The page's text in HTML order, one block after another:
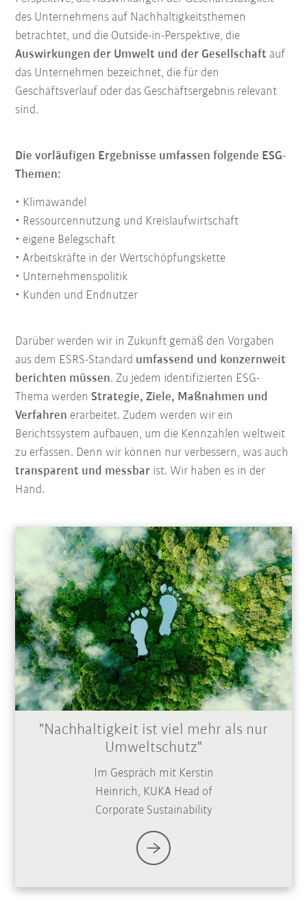
des Unternehmens auf Nachhaltigkeitsthemen
betrachtet, und die Outside-in-Perspektive, die
Auswirkungen der Umwelt und der Gesellschaft auf
das Unternehmen bezeichnet, die für den
Geschäftsverlauf oder das Geschäftsergebnis relevant
sind.
Die vorläufigen Ergebnisse umfassen folgende ESG-
Themen:
• Klimawandel
• Ressourcennutzung und Kreislaufwirtschaft
• eigene Belegschaft
• Arbeitskräfte in der Wertschöpfungskette
• Unternehmenspolitik
• Kunden und Endnutzer
Darüber werden wir in Zukunft gemäß den Vorgaben
aus dem ESRS-Standard umfassend und konzernweit
berichten müssen. Zu jedem identifizierten ESG-
Thema werdenStrategie, Ziele, Maßnahmen und
Verfahren erarbeitet. Zudem werden wir ein
Berichtssystem aufbauen, um die Kennzahlen weltweit
zu erfassen. Denn wir können nur verbessern, was auch
transparent und messbar ist. Wir haben es in der
Hand.
"Nachhaltigkeit ist viel mehr als nur
Umweltschutz"
Im Gespräch mit Kerstin
Heinrich, KUKA Head of
Corporate Sustainability